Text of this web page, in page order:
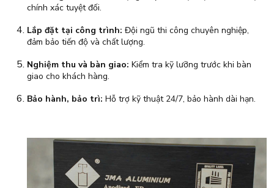
chính xác tuyệt đối.
Lắp đặt tại công trình: Đội ngũ thi công chuyên nghiệp,
đảm bảo tiến độ và chất lượng.
Nghiệm thu và bàn giao: Kiểm tra kỹ lưỡng trước khi bàn
giao cho khách hàng.
Bảo hành, bảo trì: Hỗ trợ kỹ thuật 24/7, bảo hành dài hạn.